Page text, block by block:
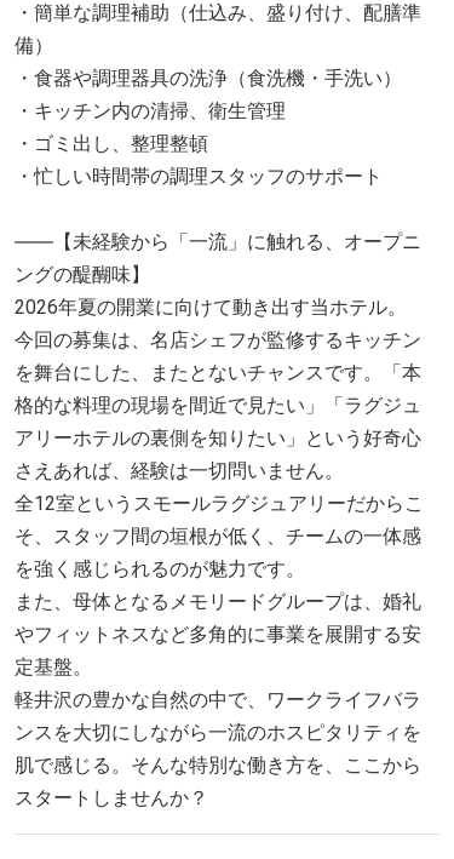
・簡単な調理補助（仕込み、盛り付け、配膳準
備）
・食器や調理器具の洗浄（食洗機・手洗い）
・キッチン内の清掃、衛生管理
・ゴミ出し、整理整頓
・忙しい時間帯の調理スタッフのサポート
――【未経験から「一流」に触れる、オープニ
ングの醍醐味】
2026年夏の開業に向けて動き出す当ホテル。
今回の募集は、名店シェフが監修するキッチン
を舞台にした、またとないチャンスです。「本
格的な料理の現場を間近で見たい」「ラグジュ
アリーホテルの裏側を知りたい」という好奇心
さえあれば、経験は一切問いません。
全12室というスモールラグジュアリーだからこ
そ、スタッフ間の垣根が低く、チームの一体感
を強く感じられるのが魅力です。
また、母体となるメモリードグループは、婚礼
やフィットネスなど多角的に事業を展開する安
定基盤。
軽井沢の豊かな自然の中で、ワークライフバラ
ンスを大切にしながら一流のホスピタリティを
肌で感じる。そんな特別な働き方を、ここから
スタートしませんか？